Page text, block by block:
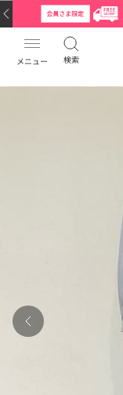
メニュー 検索